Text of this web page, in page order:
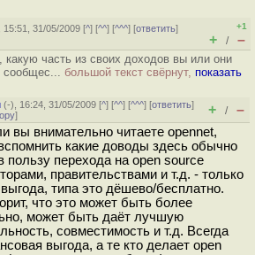
15:51, 31/05/2009 [^] [^^] [^^^] [ответить]
+1
+ / –
какую часть из своих доходов вы или они
сообщес... большой текст свёрнут, показать
(-), 16:24, 31/05/2009 [^] [^^] [^^^] [ответить]
] + / –
вы внимательно читаете opennet,
какие доводы здесь обычно
пользу перехода на open source
правительствами и т.д. - только
типа это дёшево/бесплатно.
что это может быть более
может быть даёт лучшую
совместимость и т.д. Всегда
выгода, а те кто делает open